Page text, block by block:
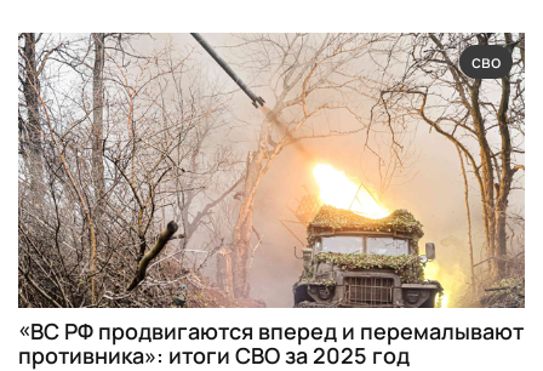
сво
«ВС РФ продвигаются вперед и перемалывают
противника»: итоги СВО за 2025 год